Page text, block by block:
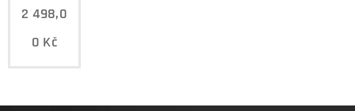
2 498,0
0 Kč